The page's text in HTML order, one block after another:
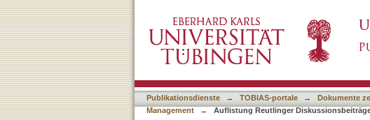
Publikationsdienste → TOBIAS-portale → Dokumente
Management
→ Auflistung Reutlinger